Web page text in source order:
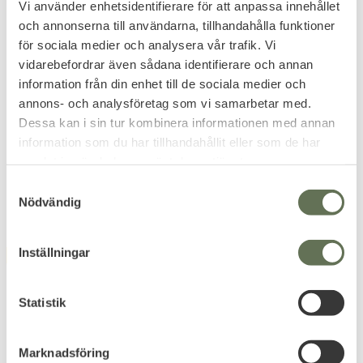
Vi använder enhetsidentifierare för att anpassa innehållet
och annonserna till användarna, tillhandahålla funktioner
för sociala medier och analysera vår trafik. Vi
vidarebefordrar även sådana identifierare och annan
information från din enhet till de sociala medier och
annons- och analysföretag som vi samarbetar med.
Dessa kan i sin tur kombinera informationen med annan
information som du har tillhandahållit eller som de har
Nödvändig
Inställningar
Statistik
Marknadsföring
Add to favorites
Vajersåg Commando
Pocket Wire Saw
Ett praktiskt & flexibelt verktyg
perfekt för prepping.
71KR
Add to favorites
Eldstål Sweden Large
göra eld.
79KR
FAVORITE